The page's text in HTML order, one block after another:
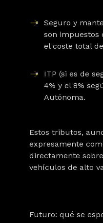
Seguro y
son impuestos
el coste total
ITP (si es de
4% y el 8%
Autónoma.
Estos tributos,
expresamente
directamente
vehículos de alto
Futuro: qué se